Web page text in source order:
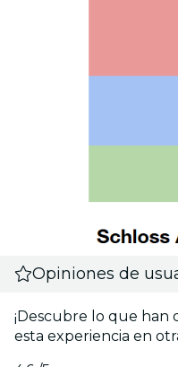
Opiniones de
¡Descubre lo que han
esta experiencia en